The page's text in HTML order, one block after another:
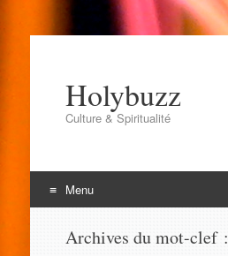
Holybuzz
Culture & Spiritualité
Menu
Archives du mot-clef :